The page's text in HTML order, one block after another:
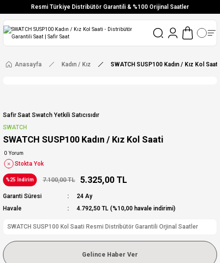
Resmi Türkiye Distribütör Garantili & %100 Orijinal Saatler
Vade Farksız 6 Taksit
Ücretsiz Kargo
Anasayfa Kadın / Kız SWATCH SUSP100 Kadın / Kız Kol Saati
Safir Saat Swatch Yetkili Satıcısıdır
SWATCH
SWATCH SUSP100 Kadın / Kız Kol Saati
0 Yorum
Stokta Yok
%25 İndirim 7.100,00 TL 5.325,00 TL
Garanti Süresi
24 Ay
Havale
4.792,50 TL (%10,00 havale indirimi)
SWATCH SUSP100 Kol Saati Resmi Distribütör Garantili Orjinal Saatler
Gelince Haber Ver